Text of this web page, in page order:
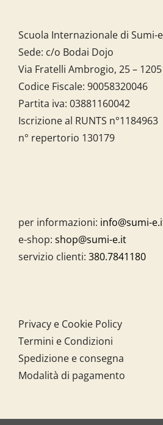
Scuola Internazionale di Sumi-e
Sede: c/o Bodai Dojo
Via Fratelli Ambrogio, 25 –
Codice Fiscale: 90058320046
Partita iva: 03881160042
Iscrizione al RUNTS n°1184963
n° repertorio 130179
per informazioni: info@sumi-
e-shop: shop@sumi-e.it
servizio clienti: 380.7841180
Privacy e Cookie Policy
Termini e Condizioni
Spedizione e consegna
Modalità di pagamento